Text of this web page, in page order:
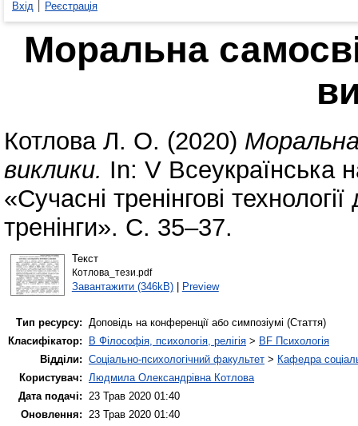
Вхід Реєстрація
Моральна
Котлова Л. О. (2020)
виклики. In: V Всеукраїнська
«Сучасні тренінгові
тренінги». С. 35–37.
Текст
Котлова_тези.pdf
Завантажити (346kB)| Preview
Тип ресурсу: Доповідь на конференції або симпозіумі (Стаття)
Класифікатор:
B Філософія, психологія, релігія > BF Психологія
Відділи: Соціально-психологічний факультет > Кафедра
Користувач: Людмила Олександрівна Котлова
Дата подачі: 23 Трав 2020 01:40
Оновлення: 23 Трав 2020 01:40